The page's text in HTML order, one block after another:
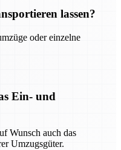
lassen?
oder einzelne
Ein- und
Wunsch auch das
Umzugsgüter.